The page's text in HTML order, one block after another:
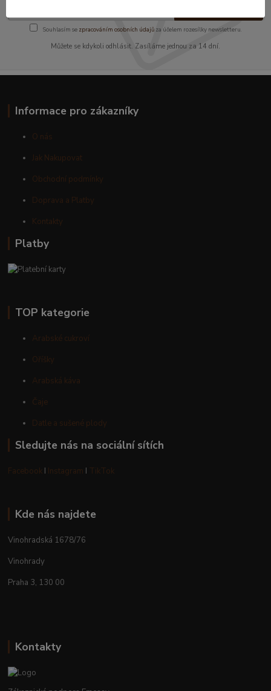
Souhlasím se zpracováním osobních údajůza účelem rozesílky newsletteru.
Můžete se kdykoli odhlásit. Zasíláme jednou za 14 dní.
Informace pro zákazníky
O nás
Jak Nakupovat
Obchodní podmínky
Doprava a Platby
Kontakty
Platby
TOP kategorie
Arabské cukroví
Oříšky
Arabská káva
Čaje
Datle a sušené plody
Sledujte nás na sociální sítích
Facebook I Instagram I TikTok
Kde nás najdete
Vinohradská 1678/76
Vinohrady
Praha 3, 130 00
Kontakty